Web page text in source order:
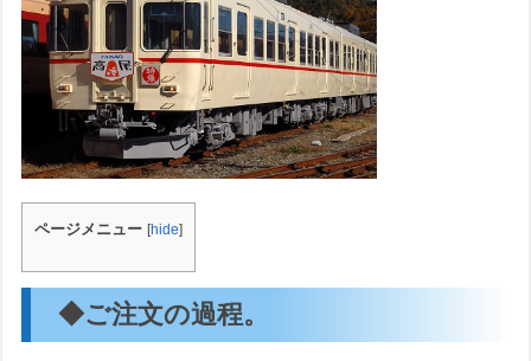
ページメニュー [hide]
◆ご注文の過程。